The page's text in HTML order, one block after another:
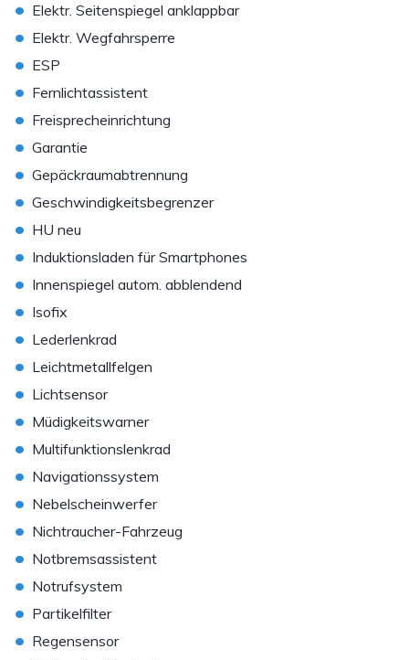
• Elektr. Seitenspiegel anklappbar
• Elektr. Wegfahrsperre
• ESP
• Fernlichtassistent
• Freisprecheinrichtung
• Garantie
• Gepäckraumabtrennung
• Geschwindigkeitsbegrenzer
• HU neu
• Induktionsladen für Smartphones
• Innenspiegel autom. abblendend
• Isofix
• Lederlenkrad
• Leichtmetallfelgen
• Lichtsensor
• Müdigkeitswarner
• Multifunktionslenkrad
• Navigationssystem
• Nebelscheinwerfer
• Nichtraucher-Fahrzeug
• Notbremsassistent
• Notrufsystem
• Partikelfilter
• Regensensor